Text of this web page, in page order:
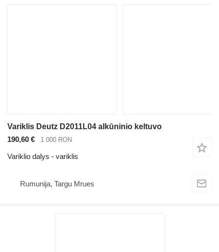
Variklis Deutz D2011L04 alkūninio keltuvo
190,60 €
1 000 RON
Variklio dalys - variklis
Rumunija, Targu Mrues